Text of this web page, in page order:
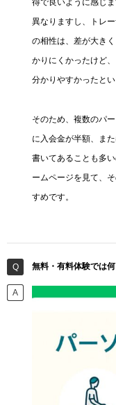
得で良いように感じ
異なりますし、トレ
の相性は、差が大き
かりにくかったけど
分かりやすかったと
そのため、複数のパ
に入会金が半額、ま
書いてあることも多
ームページを見て、
すめです。
無料・有料体験では